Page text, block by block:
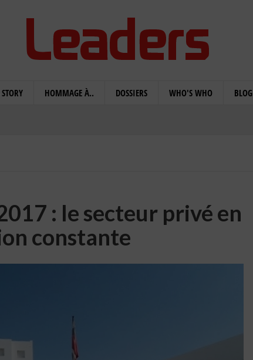
STORY HOMMAGE À.. DOSSIERS WHO'S WHO BLOG
: le secteur privé en
constante